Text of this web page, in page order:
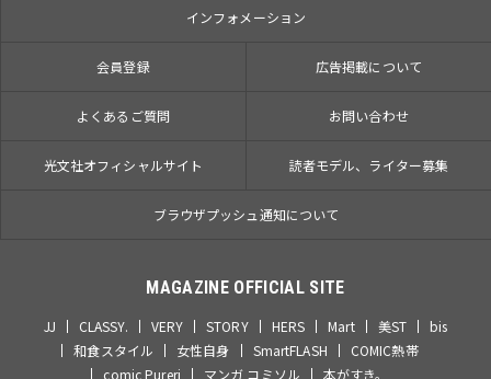
インフォメーション
会員登録 広告掲載について
よくあるご質問 お問い合わせ
光文社オフィシャルサイト 読者モデル、ライター募集
ブラウザプッシュ通知について
MAGAZINE OFFICIAL SITE
JJ CLASSY. VERY STORY HERS Mart 美ST
bis
和食スタイル
女性自身 SmartFLASH
COMIC熱帯
comic Pureri
マンガ コミソル 本がすき。